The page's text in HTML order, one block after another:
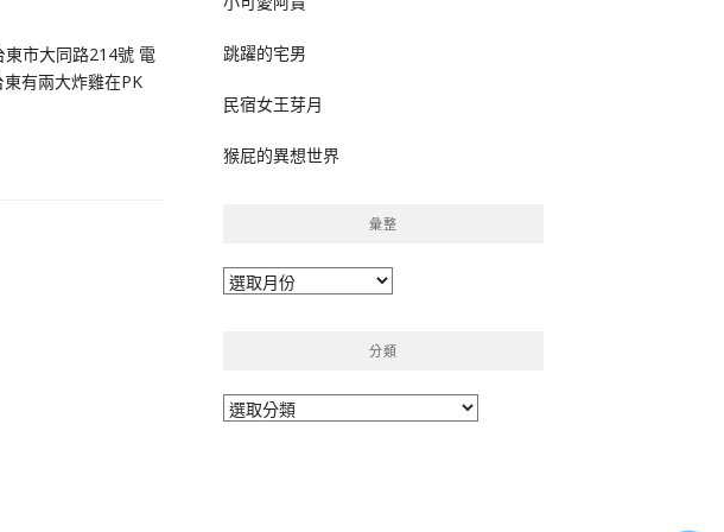
市大同路214號 電
有兩大炸雞在PK
跳躍的宅男
民宿女王芽月
猴屁的異想世界
彙整
彙
分類
分